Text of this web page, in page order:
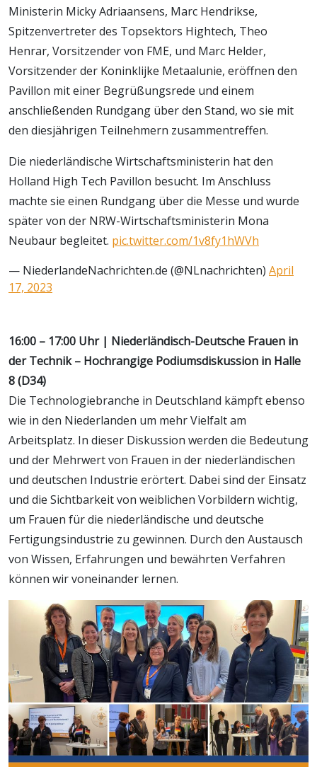
Ministerin Micky Adriaansens, Marc Hendrikse,
Spitzenvertreter des Topsektors Hightech, Theo
Henrar, Vorsitzender von FME, und Marc Helder,
Vorsitzender der Koninklijke Metaalunie, eröffnen den
Pavillon mit einer Begrüßungsrede und einem
anschließenden Rundgang über den Stand, wo sie mit
den diesjährigen Teilnehmern zusammentreffen.
Die niederländische Wirtschaftsministerin hat den
Holland High Tech Pavillon besucht. Im Anschluss
machte sie einen Rundgang über die Messe und wurde
später von der NRW-Wirtschaftsministerin Mona
Neubaur begleitet. pic.twitter.com/1v8fy1hWVh
— NiederlandeNachrichten.de (@NLnachrichten) April
17, 2023
16:00 – 17:00 Uhr | Niederländisch-Deutsche Frauen in
der Technik – Hochrangige Podiumsdiskussion in Halle
8 (D34)
Die Technologiebranche in Deutschland kämpft ebenso
wie in den Niederlanden um mehr Vielfalt am
Arbeitsplatz. In dieser Diskussion werden die Bedeutung
und der Mehrwert von Frauen in der niederländischen
und deutschen Industrie erörtert. Dabei sind der Einsatz
und die Sichtbarkeit von weiblichen Vorbildern wichtig,
um Frauen für die niederländische und deutsche
Fertigungsindustrie zu gewinnen. Durch den Austausch
von Wissen, Erfahrungen und bewährten Verfahren
können wir voneinander lernen.